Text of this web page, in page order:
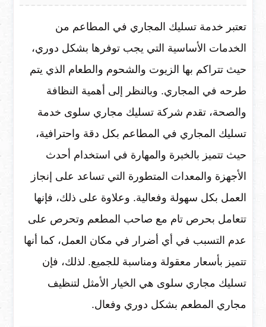
تعتبر خدمة تسليك المجاري في المطاعم من
الخدمات الأساسية التي يجب توفرها بشكل دوري،
حيث تتراكم بها الزيوت والشحوم والطعام الذي يتم
طرحه في المجاري. وبالنظر إلى أهمية النظافة
والصحة، تقدم شركة تسليك مجاري سلوى خدمة
تسليك المجاري في المطاعم بكل دقة واحترافية،
حيث تتميز بالخبرة والمهارة في استخدام أحدث
الأجهزة والمعدات المتطورة التي تساعد على إنجاز
العمل بكل سهولة وفعالية. وعلاوة على ذلك، فإنها
تتعامل بحرص تام مع صاحب المطعم وتحرص على
عدم التسبب في أي أضرار في مكان العمل، كما أنها
تتميز بأسعار معقولة ومناسبة للجميع. لذلك، فإن
تسليك مجاري سلوى هي الخيار الأمثل لتنظيف
مجاري المطعم بشكل دوري وفعال.